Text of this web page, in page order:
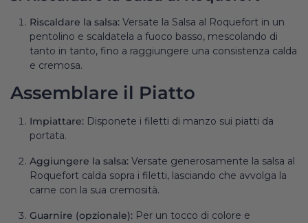
Riscaldare la salsa: Versate la Salsa al Roquefort in un
pentolino e scaldatela a fuoco basso, mescolando di
tanto in tanto, fino a raggiungere una consistenza calda
e cremosa.
Assemblare il Piatto
Impiattare: Disponete i filetti di manzo sui piatti da
portata.
Aggiungere la salsa: Versate generosamente la salsa al
Roquefort calda sopra i filetti, lasciando che avvolga la
carne con la sua cremosità.
Guarnire (opzionale): Per un tocco di colore e